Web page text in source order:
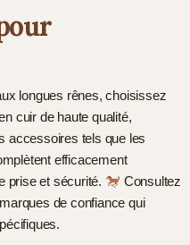
longues rênes, choisissez
cuir de haute qualité,
accessoires tels que les
efficacement
prise et sécurité.
Consultez
de confiance qui